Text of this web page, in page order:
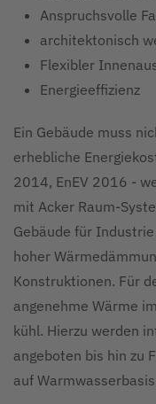
Anspruchsvolle
architektonisch
Flexibler
Energieeffizienz
Ein Gebäude muss
erhebliche
2014, EnEV 2016 -
mit Acker Raum-
Gebäude für
hoher
Konstruktionen. Für
angenehme Wärme
kühl. Hierzu werden
angeboten bis hin zu
auf